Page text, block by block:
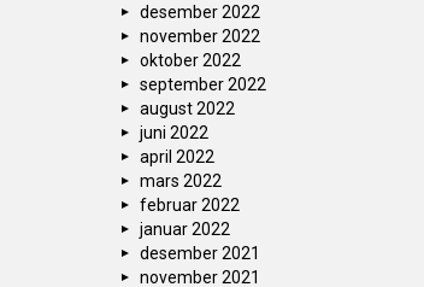
desember 2022
november 2022
oktober 2022
september 2022
august 2022
juni 2022
april 2022
mars 2022
februar 2022
januar 2022
desember 2021
november 2021